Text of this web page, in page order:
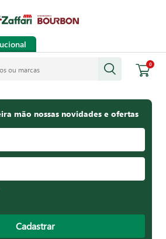
0
mão nossas novidades e ofertas
Cadastrar